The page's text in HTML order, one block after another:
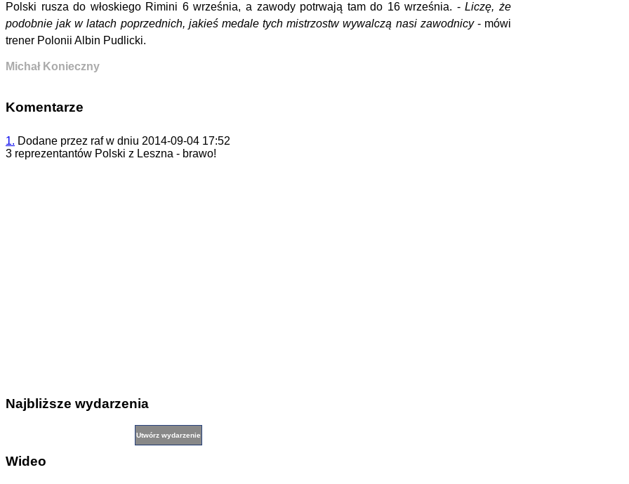
Polski rusza do włoskiego Rimini 6 września, a zawody potrwają tam do 16 września. -Liczę, że
podobnie jak w latach poprzednich, jakieś medale tych mistrzostw wywalczą nasi zawodnicy- mówi
trener Polonii Albin Pudlicki.
Michał Konieczny
Komentarze
1. Dodane przez rafw dniu 2014-09-04 17:52
3 reprezentantów Polski z Leszna - brawo!
Najbliższe wydarzenia
Wideo